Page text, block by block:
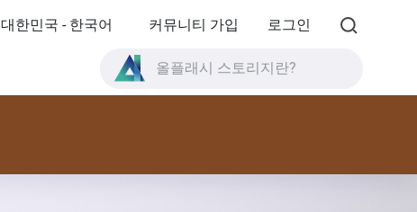
대한민국 - 한국어 커뮤니티 가입 로그인
올플래시 스토리지란?